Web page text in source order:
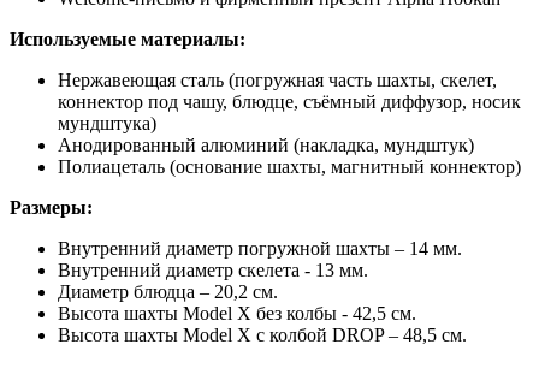
Используемые материалы:
Нержавеющая сталь (погружная часть шахты, скелет,
коннектор под чашу, блюдце, съёмный диффузор, носик
мундштука)
Анодированный алюминий (накладка, мундштук)
Полиацеталь (основание шахты, магнитный коннектор)
Размеры:
Внутренний диаметр погружной шахты – 14 мм.
Внутренний диаметр скелета - 13 мм.
Диаметр блюдца – 20,2 см.
Высота шахты Model X без колбы - 42,5 см.
Высота шахты Model X с колбой DROP – 48,5 см.